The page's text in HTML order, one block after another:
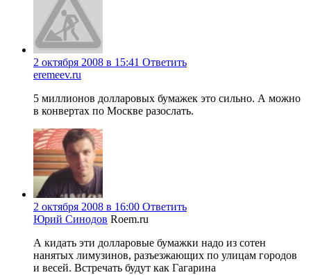
2 октября 2008 в 15:41 Ответить
eremeev.ru
5 миллионов долларовых бумажек это сильно. А можно
в конвертах по Москве разослать.
2 октября 2008 в 16:00 Ответить
Юрий Синодов Roem.ru
А кидать эти долларовые бумажки надо из сотен
нанятых лимузинов, разъезжающих по улицам городов
и весей. Встречать будут как Гагарина